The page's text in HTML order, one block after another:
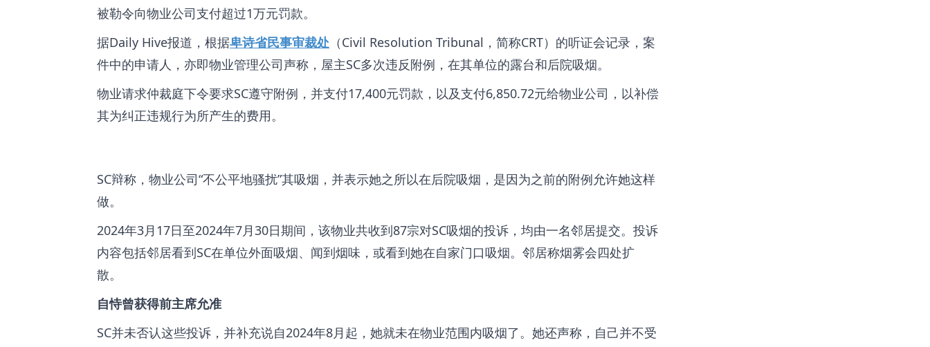
被勒令向物业公司支付超过1万元罚款。
据Daily Hive报道，根据卑诗省民事审裁处 （Civil Resolution Tribunal，简称CRT）的听证会记录，案
件中的申请人，亦即物业管理公司声称，屋主SC多次违反附例，在其单位的露台和后院吸烟。
物业请求仲裁庭下令要求SC遵守附例，并支付17,400元罚款，以及支付6,850.72元给物业公司，以补偿
其为纠正违规行为所产生的费用。
SC辩称，物业公司“不公平地骚扰”其吸烟，并表示她之所以在后院吸烟，是因为之前的附例允许她这样
做。
2024年3月17日至2024年7月30日期间，该物业共收到87宗对SC吸烟的投诉，均由一名邻居提交。投诉
内容包括邻居看到SC在单位外面吸烟、闻到烟味，或看到她在自家门口吸烟。邻居称烟雾会四处扩
散。
自恃曾获得前主席允准
SC并未否认这些投诉，并补充说自2024年8月起，她就未在物业范围内吸烟了。她还声称，自己并不受